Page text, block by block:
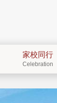
家校同行
Celebration